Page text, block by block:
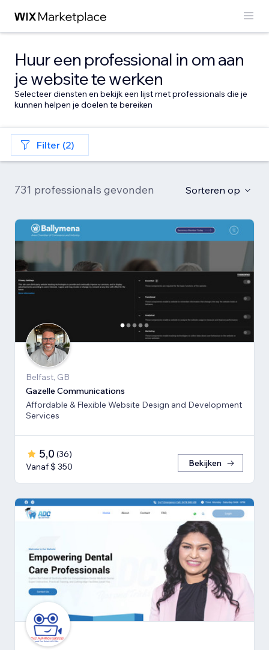
Huur een professional in om aan
je website te werken
Selecteer diensten en bekijk een lijst met professionals die je
kunnen helpen je doelen te bereiken
Filter (2)
731 professionals gevonden Sorteren op
Belfast, GB
Gazelle Communications
Affordable & Flexible Website Design and Development
Services
5,0 (36)
Vanaf $ 350
Bekijken